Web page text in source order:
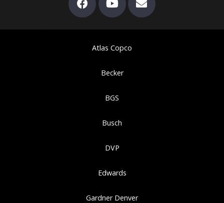
Atlas Copco
Becker
BGS
Busch
DVP
Edwards
Gardner Denver